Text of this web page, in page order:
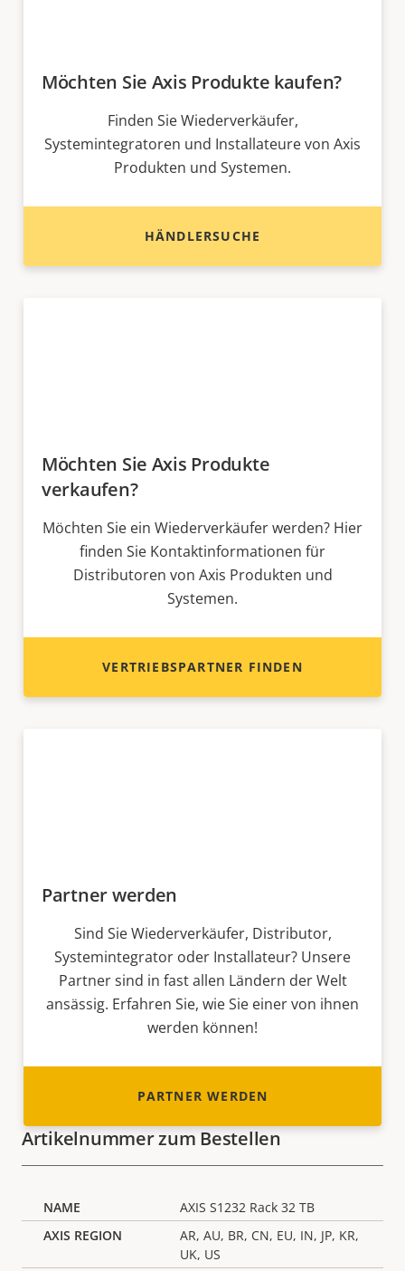
Möchten Sie Axis Produkte kaufen?
Finden Sie Wiederverkäufer,
Systemintegratoren und Installateure von Axis
Produkten und Systemen.
HÄNDLERSUCHE
Möchten Sie Axis Produkte
verkaufen?
Möchten Sie ein Wiederverkäufer werden? Hier
finden Sie Kontaktinformationen für
Distributoren von Axis Produkten und
Systemen.
VERTRIEBSPARTNER FINDEN
Partner werden
Sind Sie Wiederverkäufer, Distributor,
Systemintegrator oder Installateur? Unsere
Partner sind in fast allen Ländern der Welt
ansässig. Erfahren Sie, wie Sie einer von ihnen
werden können!
PARTNER WERDEN
Artikelnummer zum Bestellen
AXIS S1232 Rack 32 TB
AR, AU, BR, CN, EU, IN, JP, KR,
UK, US